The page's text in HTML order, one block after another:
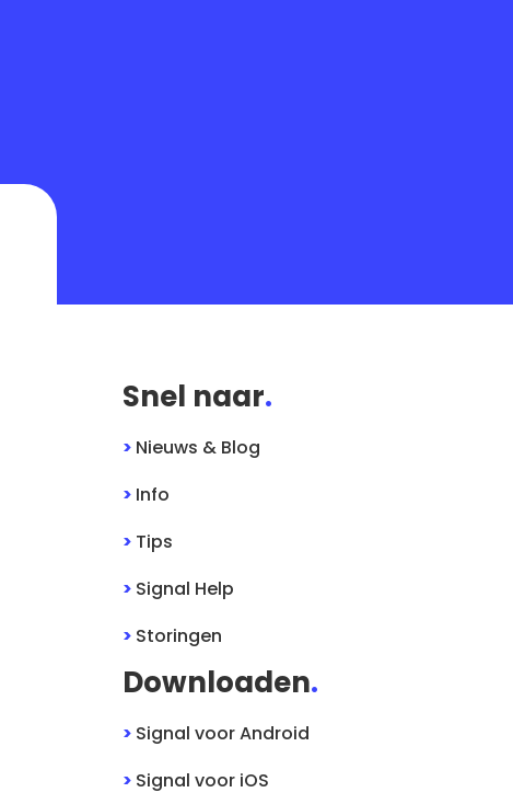
Snel naar.
> Nieuws & Blog
> Info
> Tips
> Signal Help
> Storingen
Downloaden.
> Signal voorAndroid
> Signal voor iOS